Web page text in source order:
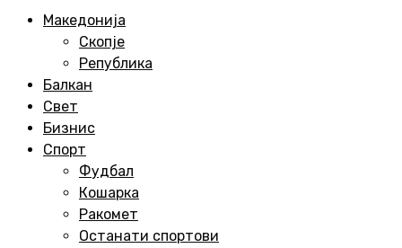
Македонија
Скопје
Република
Балкан
Свет
Бизнис
Спорт
Фудбал
Кошарка
Ракомет
Останати спортови